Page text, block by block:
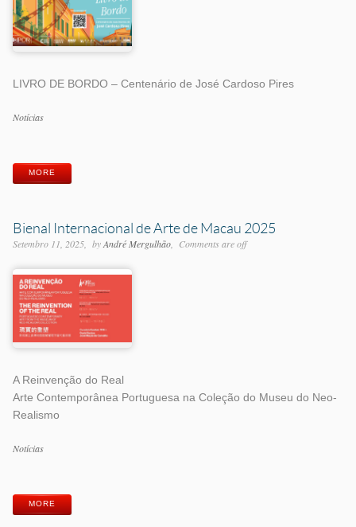
LIVRO DE BORDO – Centenário de José Cardoso Pires
Categorias
Notícias
MORE
Bienal Internacional de Arte de Macau 2025
Setembro 11, 2025 byAndré Mergulhão Comments are off
A Reinvenção do Real
Arte Contemporânea Portuguesa na Coleção do Museu do Neo-
Realismo
Categorias
Notícias
MORE